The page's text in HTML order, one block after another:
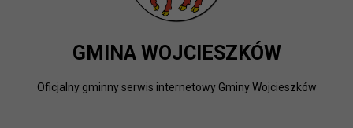
GMINA WOJCIESZKÓW
Oficjalny gminny serwis internetowy Gminy Wojcieszków